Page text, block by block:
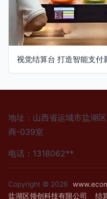
视觉结算台 打造智能支付
地址：山西省运城市盐湖
商-039室
电话：1318062**
Copyright © 2026
盐湖区领创科技有限公司
结